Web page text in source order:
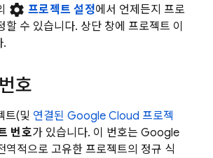
settings 프로젝트 설정에서 언제든지 프로
할 수 있습니다. 상단 창에 프로젝트 이
.
호
트(및 연결된 Google Cloud 프로젝
번호가 있습니다. 이 번호는 Google
역적으로 고유한 프로젝트의 정규 식